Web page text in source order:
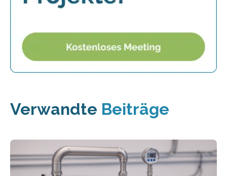
Verwandte Beiträge